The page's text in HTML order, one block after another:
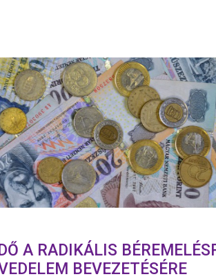
A RADIKÁLIS
BEVEZETÉSÉRE